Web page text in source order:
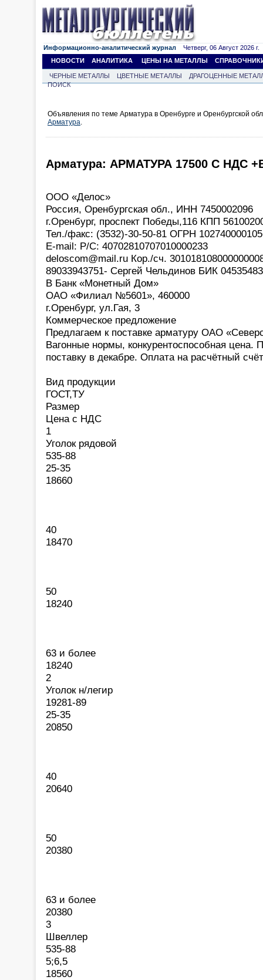
Информационно-аналитический журнал Четверг, 06 Август 2026 г.
НОВОСТИ
АНАЛИТИКА ЦЕНЫ НА МЕТАЛЛЫ
ЧЕРНЫЕ МЕТАЛЛЫ ЦВЕТНЫЕ МЕТАЛЛЫ
ДРАГОЦЕННЫЕ
ПОИСК
Объявления по теме Арматура в Оренбурге и Оренбургской
Арматура.
Арматура: АРМАТУРА 17500 С НДС
ООО «Делос»
Россия, Оренбургская обл., ИНН 7450002096
г.Оренбург, проспект Победы,116 КПП
Тел./факс: (3532)-30-50-81 ОГРН
E-mail: Р/С: 40702810707010000233
deloscom@mail.ru Кор./сч.
89033943751- Сергей Чельдинов БИК
В Банк «Монетный Дом»
ОАО «Филиал №5601», 460000
г.Оренбург, ул.Гая, 3
Коммерческое предложение
Предлагаем к поставке арматуру ОАО
Вагонные нормы, конкурентоспособная цена.
поставку в декабре. Оплата на расчётный
Вид продукции
ГОСТ,ТУ
Размер
Цена с НДС
1
Уголок рядовой
535-88
25-35
18660
40
18470
50
18240
63 и более
18240
2
Уголок н/легир
19281-89
25-35
20850
40
20640
50
20380
63 и более
20380
3
Швеллер
535-88
5;6,5
18560